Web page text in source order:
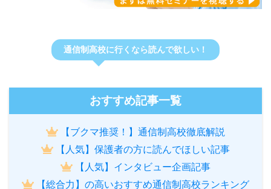
通信制高校に行くなら読んで欲しい！
おすすめ記事一覧
【ブクマ推奨！】通信制高校徹底解説
【人気】保護者の方に読んでほしい記事
【人気】インタビュー企画記事
【総合力】の高いおすすめ通信制高校ランキング